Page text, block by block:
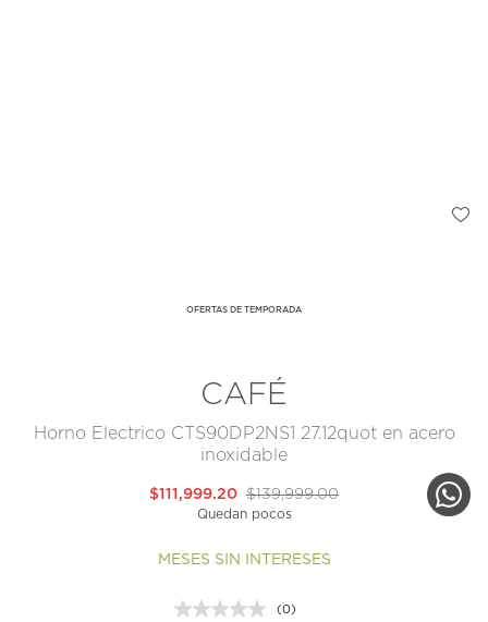
OFERTAS DE TEMPORADA
CAFÉ
Horno Electrico CTS90DP2NS1 27.12quot en acero
inoxidable
$139,999.00
$111,999.20
Quedan pocos
MESES SIN INTERESES
Sin
(0)